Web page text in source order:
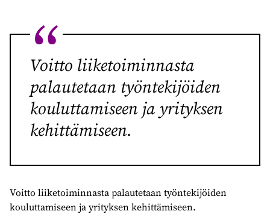
Voitto liiketoiminnasta
palautetaan työntekijöiden
kouluttamiseen ja yrityksen
kehittämiseen.
Voitto liiketoiminnasta palautetaan työntekijöiden
kouluttamiseen ja yrityksen kehittämiseen.